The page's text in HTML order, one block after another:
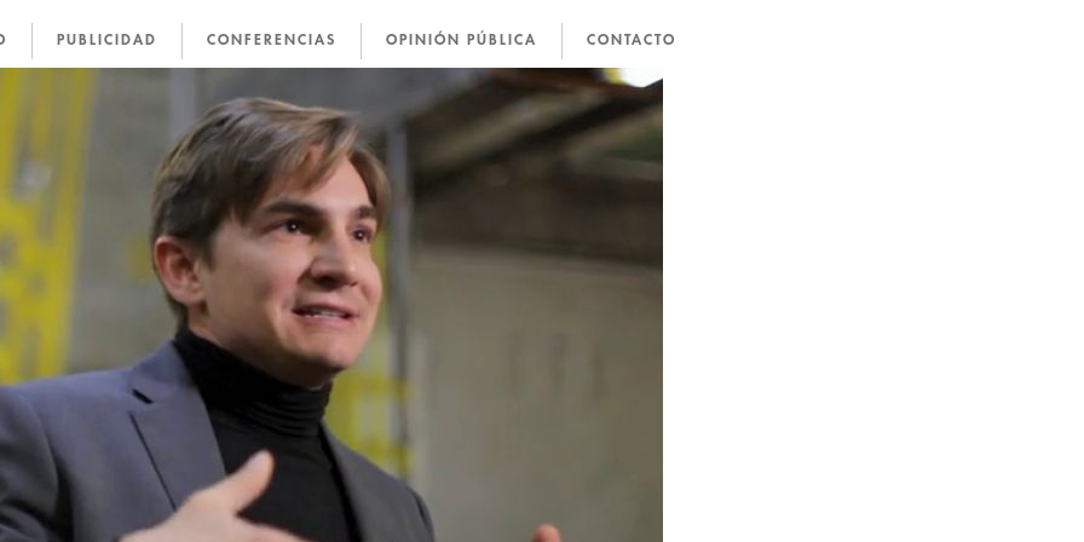
PUBLICIDAD CONFERENCIAS OPINIÓN PÚBLICA CONTACTO
campaña?